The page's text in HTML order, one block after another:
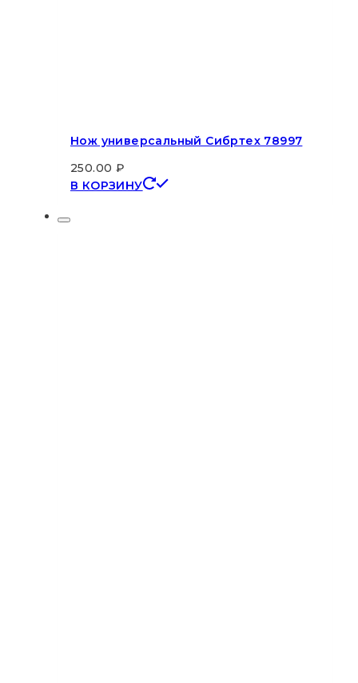
Нож универсальный Сибртех 78997
250.00 ₽
В КОРЗИНУ